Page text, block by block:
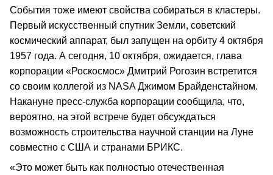
События тоже имеют свойства собираться в кластеры.
Первый искусственный спутник Земли, советский
космический аппарат, был запущен на орбиту 4 октября
1957 года. А сегодня, 10 октября, ожидается, глава
корпорации «Роскосмос» Дмитрий Рогозин встретится
со своим коллегой из NASA Джимом Брайденстайном.
Накануне пресс-служба корпорации сообщила, что,
вероятно, на этой встрече будет обсуждаться
возможность строительства научной станции на Луне
совместно с США и странами БРИКС.
«Это может быть как полностью отечественная